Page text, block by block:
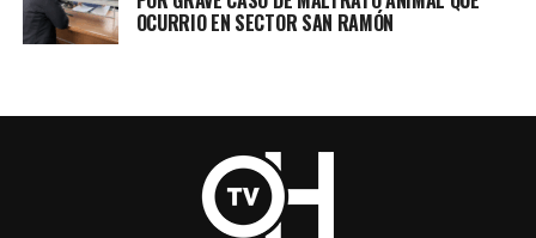
OCURRIO EN SECTOR SAN RAMÓN